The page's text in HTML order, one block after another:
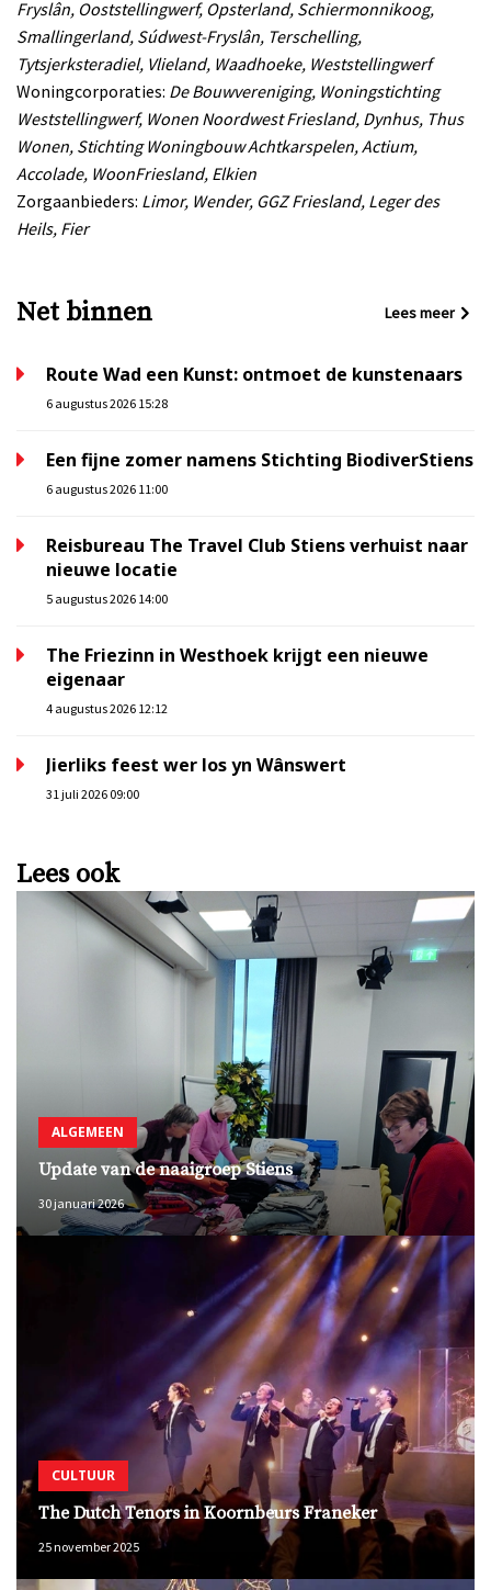
Fryslân, Ooststellingwerf, Opsterland, Schiermonnikoog,
Smallingerland, Súdwest-Fryslân, Terschelling,
Tytsjerksteradiel, Vlieland, Waadhoeke, Weststellingwerf
Woningcorporaties: De Bouwvereniging, Woningstichting
Weststellingwerf, Wonen Noordwest Friesland, Dynhus, Thus
Wonen, Stichting Woningbouw Achtkarspelen, Actium,
Accolade, WoonFriesland, Elkien
Zorgaanbieders: Limor, Wender, GGZ Friesland, Leger des
Heils, Fier
Net binnen Lees meer
Route Wad een Kunst: ontmoet de kunstenaars
6 augustus 2026 15:28
Een fijne zomer namens Stichting BiodiverStiens
6 augustus 2026 11:00
Reisbureau The Travel Club Stiens verhuist naar
nieuwe locatie
5 augustus 2026 14:00
The Friezinn in Westhoek krijgt een nieuwe
eigenaar
4 augustus 2026 12:12
Jierliks feest wer los yn Wânswert
31 juli 2026 09:00
Lees ook
ALGEMEEN
Update van de naaigroep Stiens
30 januari 2026
CULTUUR
The Dutch Tenors in Koornbeurs Franeker
25 november 2025